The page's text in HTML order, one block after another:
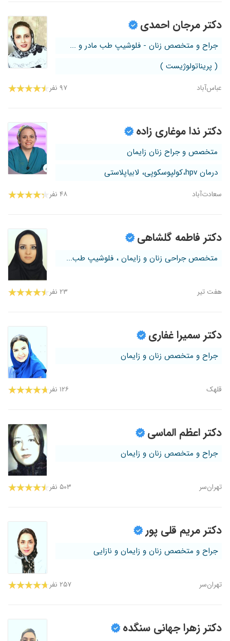
دکتر مرجان احمدی
جراح و متخصص زنان - فلوشیپ طب مادر و ...
( پریناتولوژیست )
عباس‌آباد ۹۷ نفر
دکتر ندا موغاری زاده
متخصص و جراح زنان زایمان
درمان hpv،کولپوسکوپی، لابیاپلاستی
سعادت‌آباد ۴۸ نفر
دکتر فاطمه گلشاهی
متخصص جراحی زنان و زایمان ، فلوشیپ طب...
هفت تیر ۲۳ نفر
دکتر سمیرا غفاری
جراح و متخصص زنان و زایمان
قلهک ۱۲۶ نفر
دکتر اعظم الماسی
جراح و متخصص زنان و زایمان
تهران‌سر ۵۰۳ نفر
دکتر مریم قلی پور
جراح و متخصص زنان و زایمان و نازایی
تهران‌سر ۲۵۷ نفر
دکتر زهرا جهانی سنگده